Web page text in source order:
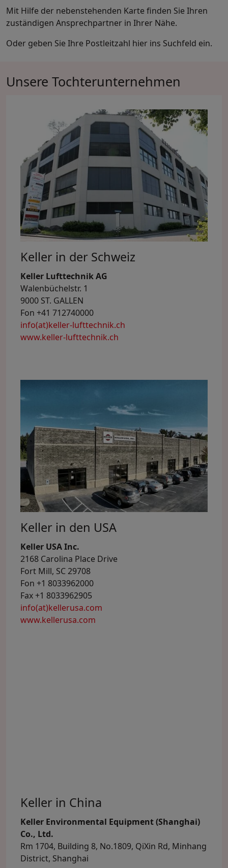
Mit Hilfe der nebenstehenden Karte finden Sie Ihren
zuständigen Ansprechpartner in Ihrer Nähe.
Oder geben Sie Ihre Postleitzahl hier ins Suchfeld ein.
Unsere Tochterunternehmen
Keller in der Schweiz
Keller Lufttechnik AG
Walenbüchelstr. 1
9000 ST. GALLEN
Fon +41 712740000
info(at)keller-lufttechnik.ch
www.keller-lufttechnik.ch
Keller in den USA
Keller USA Inc.
2168 Carolina Place Drive
Fort Mill, SC 29708
Fon +1 8033962000
Fax +1 8033962905
info(at)kellerusa.com
www.kellerusa.com
Keller in China
Keller Environmental Equipment (Shanghai)
Co., Ltd.
Rm 1704, Building 8, No.1809, QiXin Rd, Minhang
District, Shanghai